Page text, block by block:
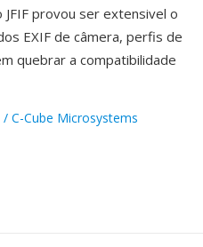
JFIF provou ser extensivel o
EXIF de câmera, perfis de
quebrar a compatibilidade
C-Cube Microsystems